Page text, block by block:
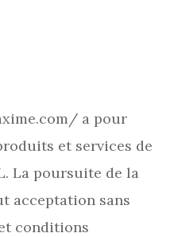
a pour
et services de
La poursuite de la
acceptation sans
conditions